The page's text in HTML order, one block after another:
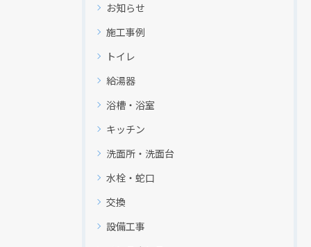
お知らせ
施工事例
トイレ
給湯器
浴槽・浴室
キッチン
洗面所・洗面台
水栓・蛇口
交換
設備工事